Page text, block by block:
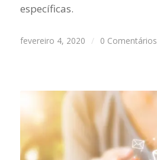
específicas.
fevereiro 4, 2020 / 0 Comentários